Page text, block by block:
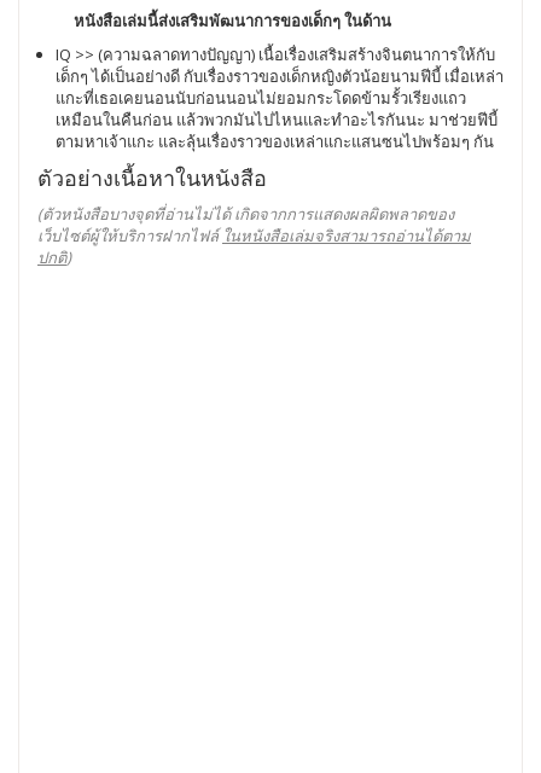
หนังสือเล่มนี้ส่งเสริมพัฒนาการของเด็กๆ ในด้าน
IQ >> (ความฉลาดทางปัญญา) เนื้อเรื่องเสริมสร้างจินตนาการให้กับ
เด็กๆ ได้เป็นอย่างดี กับเรื่องราวของเด็กหญิงตัวน้อยนามฟีบี้ เมื่อเหล่า
แกะที่เธอเคยนอนนับก่อนนอนไม่ยอมกระโดดข้ามรั้วเรียงแถว
เหมือนในคืนก่อน แล้วพวกมันไปไหนและทำอะไรกันนะ มาช่วยฟีบี้
ตามหาเจ้าแกะ และลุ้นเรื่องราวของเหล่าแกะแสนซนไปพร้อมๆ กัน
ตัวอย่างเนื้อหาในหนังสือ
(ตัวหนังสือบางจุดที่อ่านไม่ได้ เกิดจากการแสดงผลผิดพลาดของ
เว็บไซต์ผู้ให้บริการฝากไฟล์ ในหนังสือเล่มจริงสามารถอ่านได้ตาม
ปกติ)